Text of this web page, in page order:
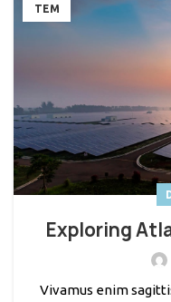
TEM
Exploring
Vivamus enim